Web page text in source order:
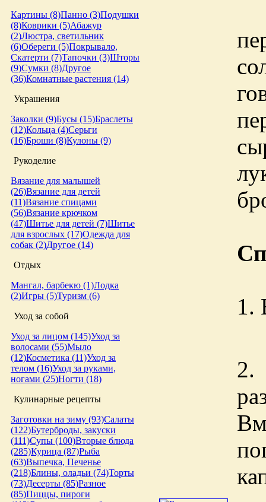
Картины (8)Панно (3)Подушки
(8)Коврики (5)Абажур
(2)Люстра, светильник
(6)Обереги (5)Покрывало,
Скатерти (7)Тапочки (3)Шторы
(9)Сумки (8)Другое
(36)Комнатные растения (14)
Украшения
Заколки (9)Бусы (15)Браслеты
(12)Кольца (4)Серьги
(16)Броши (8)Кулоны (9)
Рукоделие
Вязание для малышей
(26)Вязание для детей
(11)Вязание спицами
(56)Вязание крючком
(47)Шитье для детей (7)Шитье
для взрослых (17)Одежда для
собак (2)Другое (14)
Отдых
Мангал, барбекю (1)Лодка
(2)Игры (5)Туризм (6)
Уход за собой
Уход за лицом (145)Уход за
волосами (55)Мыло
(12)Косметика (11)Уход за
телом (16)Уход за руками,
ногами (25)Ногти (18)
Кулинарные рецепты
Заготовки на зиму (93)Салаты
(122)Бутерброды, закуски
(111)Супы (100)Вторые блюда
(285)Курица (87)Рыба
(63)Выпечка, Печенье
(218)Блины, оладьи (74)Торты
(73)Десерты (85)Разное
(85)Пиццы, пироги
1.